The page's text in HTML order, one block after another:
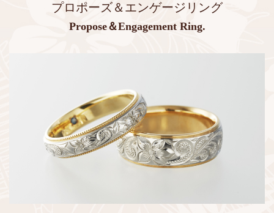
プロポーズ＆エンゲージリング
Propose＆Engagement Ring.